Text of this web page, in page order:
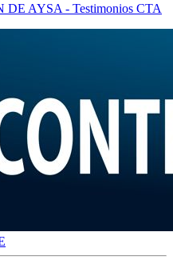
AYSA - Testimonios CTA